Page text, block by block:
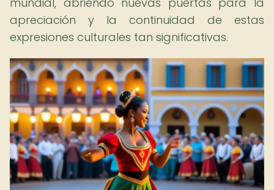
apreciación y la continuidad de estas
expresiones culturales tan significativas.